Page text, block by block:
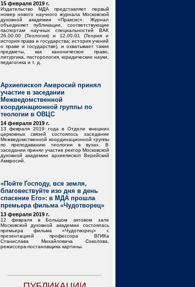
15 февраля 2019 г.
Издательство МДА представляет первый
номер нового научного журнала Московской
духовной академии «Праксис». Журнал
объединяет публикации, соответствующие
паспортам научных специальностей ВАК
26.00.00 (Теология) и 12.00.01 (Теория и
история права и государства; история учений
о праве и государстве), и охватывает такие
предметы, как каноническое право,
литургика, пасторология, юридические науки,
педагогика и т. д.
Архиепископ Амвросий принял
участие в заседании
Межведомственной
координационной группы по
теологии в ОВЦС
14 февраля 2019 г.
13 февраля 2019 года в Отделе внешних
церковных связей состоялось заседание
Межведомственной координационной группы
по преподаванию теологии в вузах. В
заседании принял участие ректор Московской
духовной академии архиепископ Верейский
Амвросий.
«Пойте Господу, вся земля,
благовествуйте изо дня в день
спасение Его»: в МДА прошла
премьера фильма «Чудотворец»
13 февраля 2019 г.
12 февраля в Большом актовом зале
Московской духовной академии состоялась
премьера фильма «Чудотворец» с
презентацией профессора ВГИКа
Станислава Михайловича Соколова,
режиссера-постановщика картины.